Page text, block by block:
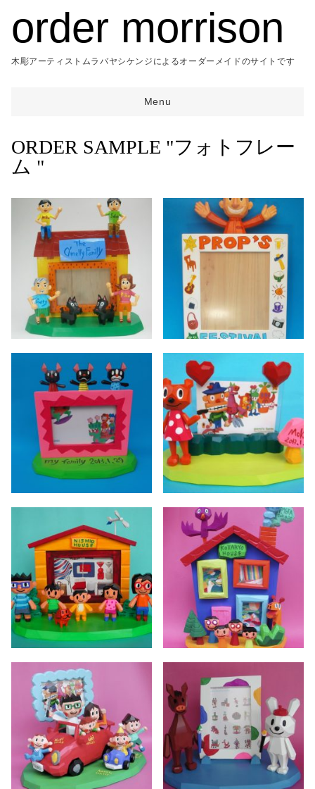
order morrison
木彫アーティストムラバヤシケンジによるオーダーメイドのサイトです
Menu
CATEGORY
ウェディング
出産祝い
開店開業祝
ペット
誕生日
その他
機能
オブジェ
時計
ウェルカムボード
フォトフレーム
表札
アクセサリー
キーホルダー
家具
ORDER
ABOUT
ORDER SAMPLE "フォトフレー
ム "